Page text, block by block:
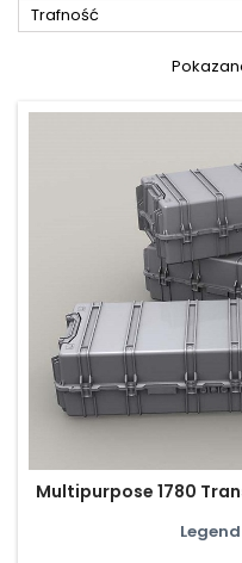
Trafność
Multipurpose 1780